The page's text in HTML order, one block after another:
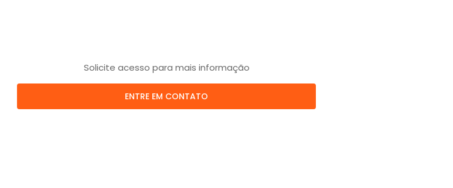
Solicite acesso para mais informação
ENTRE EM CONTATO